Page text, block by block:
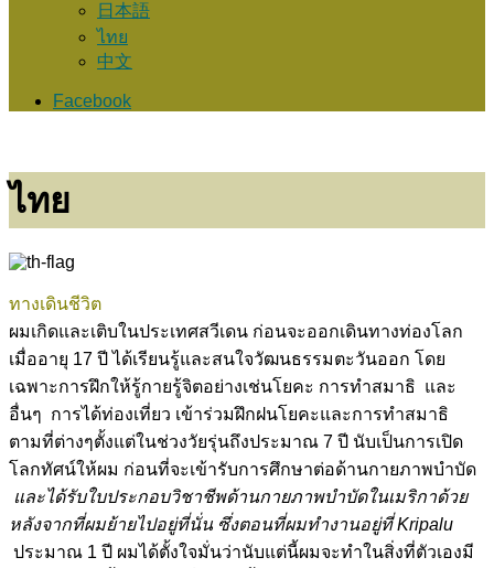
日本語
ไทย
中文
Facebook
ไทย
ทางเดินชีวิต
ผมเกิดและเติบในประเทศสวีเดน ก่อนจะออกเดินทางท่องโลก
เมื่ออายุ 17 ปี ได้เรียนรู้และสนใจวัฒนธรรมตะวันออก โดย
เฉพาะการฝึกให้รู้กายรู้จิตอย่างเช่นโยคะ การทำสมาธิ และ
อื่นๆ การได้ท่องเที่ยว เข้าร่วมฝึกฝนโยคะและการทำสมาธิ
ตามที่ต่างๆตั้งแต่ในช่วงวัยรุ่นถึงประมาณ 7 ปี นับเป็นการเปิด
โลกทัศน์ให้ผม ก่อนที่จะเข้ารับการศึกษาต่อด้านกายภาพบำบัด
และได้รับใบประกอบวิชาชีพด้านกายภาพบำบัดในเมริกาด้วย
หลังจากที่ผมย้ายไปอยู่ที่นั่น ซึ่งตอนที่ผมทำงานอยู่ที่Kripalu
ประมาณ 1 ปี ผมได้ตั้งใจมั่นว่านับแต่นี้ผมจะทำในสิ่งที่ตัวเองมี